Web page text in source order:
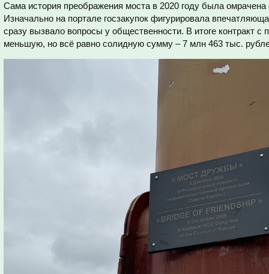
Сама история преображения моста в 2020 году была
Изначально на портале госзакупок фигурировала
сразу вызвало вопросы у общественности. В итоге контракт с
меньшую, но всё равно солидную сумму – 7 млн 463 тыс.